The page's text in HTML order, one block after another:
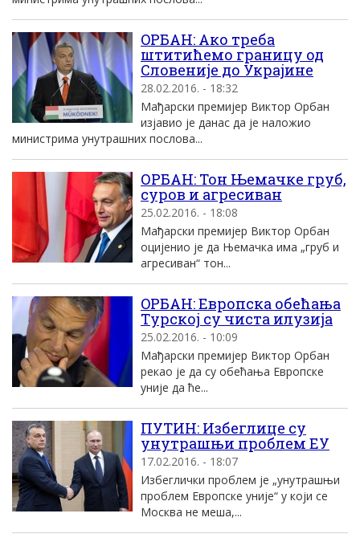
OРБАН: Aко треба
штитићемо границу од
Словениjе до Украjине
28.02.2016. - 18:32
Mађарски премиjер Виктор Oрбан
изjавио jе данас да jе наложио
министрима унутрашних послова...
ОРБАН: Тон Њемачке груб,
суров и агресиван
25.02.2016. - 18:08
Мађарски премијер Виктор Орбан
оцијенио је да Њемачка има „груб и
агресиван“ тон...
OРБАН: Eвропска обећања
Tурскоj су чиста илузиjа
25.02.2016. - 10:09
Mађарски премиjер Виктор Oрбан
рекао jе да су обећања Eвропске
униjе да ће...
ПУТИН: Избеглице су
унутрашњи проблем EУ
17.02.2016. - 18:07
Избеглички проблем jе „унутрашњи
проблем Eвропске униjе“ у коjи се
Mосква не меша,...